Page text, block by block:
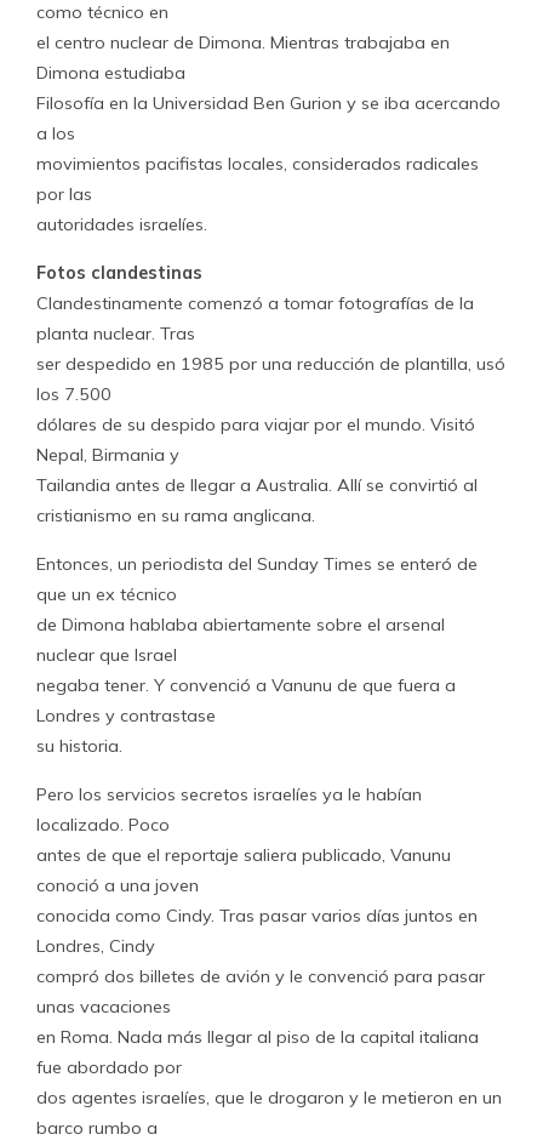
como técnico en
el centro nuclear de Dimona. Mientras trabajaba en
Dimona estudiaba
Filosofía en la Universidad Ben Gurion y se iba acercando
a los
movimientos pacifistas locales, considerados radicales
por las
autoridades israelíes.
Fotos clandestinas
Clandestinamente comenzó a tomar fotografías de la
planta nuclear. Tras
ser despedido en 1985 por una reducción de plantilla, usó
los 7.500
dólares de su despido para viajar por el mundo. Visitó
Nepal, Birmania y
Tailandia antes de llegar a Australia. Allí se convirtió al
cristianismo en su rama anglicana.
Entonces, un periodista del Sunday Times se enteró de
que un ex técnico
de Dimona hablaba abiertamente sobre el arsenal
nuclear que Israel
negaba tener. Y convenció a Vanunu de que fuera a
Londres y contrastase
su historia.
Pero los servicios secretos israelíes ya le habían
localizado. Poco
antes de que el reportaje saliera publicado, Vanunu
conoció a una joven
conocida como Cindy. Tras pasar varios días juntos en
Londres, Cindy
compró dos billetes de avión y le convenció para pasar
unas vacaciones
en Roma. Nada más llegar al piso de la capital italiana
fue abordado por
dos agentes israelíes, que le drogaron y le metieron en un
barco rumbo a